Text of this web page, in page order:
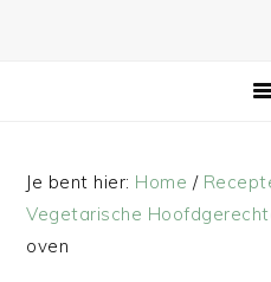
Je bent hier: Home /
Vegetarische
oven